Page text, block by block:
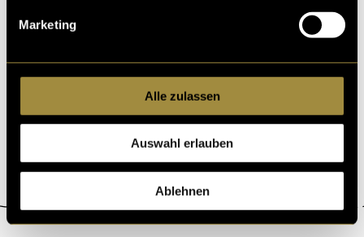
Marketing
Alle zulassen
Auswahl erlauben
Ablehnen